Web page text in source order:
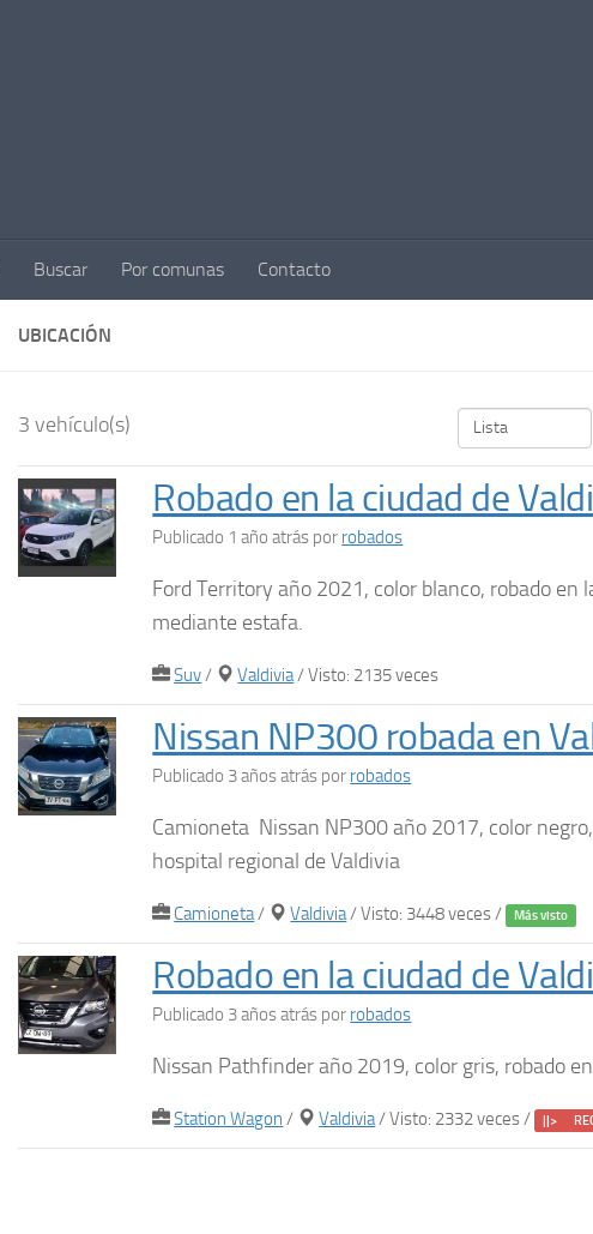
Buscar Por comunas Contacto
UBICACIÓN
3 vehículo(s)
Robado en la ciudad de
Publicado 1 año atrás por robados
Ford Territory año 2021, color blanco, robado en
mediante estafa.
Suv/ Valdivia/ Visto: 2135 veces
Nissan NP300 robada en
Publicado 3 años atrás por robados
Camioneta Nissan NP300 año 2017, color
hospital regional de Valdivia
Camioneta/ Valdivia/ Visto: 3448 veces / Más visto
Robado en la ciudad de
Publicado 3 años atrás por robados
Nissan Pathfinder año 2019, color gris, robado
Station Wagon / Valdivia/ Visto: 2332 veces / ||>